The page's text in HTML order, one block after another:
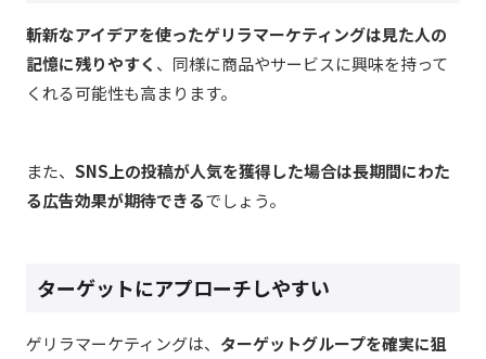
斬新なアイデアを使ったゲリラマーケティングは見た人の
記憶に残りやすく 、同様に商品やサービスに興味を持って
くれる可能性も高まります。
また、 SNS上の投稿が人気を獲得した場合は長期間にわた
る広告効果が期待できるでしょう。
ターゲットにアプローチしやすい
ゲリラマーケティングは、 ターゲットグループを確実に狙